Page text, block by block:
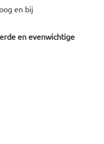
en bij
en evenwichtige